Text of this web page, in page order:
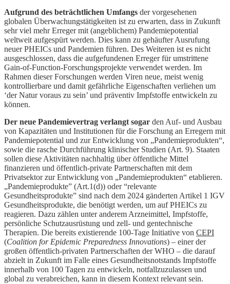
Aufgrund des beträchtlichen Umfangs der vorgesehenen
globalen Überwachungstätigkeiten ist zu erwarten, dass in Zukunft
sehr viel mehr Erreger mit (angeblichem) Pandemiepotential
weltweit aufgespürt werden. Dies kann zu gehäufter Ausrufung
neuer PHEICs und Pandemien führen. Des Weiteren ist es nicht
ausgeschlossen, dass die aufgefundenen Erreger für umstrittene
Gain-of-Function-Forschungsprojekte verwendet werden. Im
Rahmen dieser Forschungen werden Viren neue, meist wenig
kontrollierbare und damit gefährliche Eigenschaften verliehen um
‘der Natur voraus zu sein’ und präventiv Impfstoffe entwickeln zu
können.
Der neue Pandemievertrag verlangt sogar den Auf- und Ausbau
von Kapazitäten und Institutionen für die Forschung an Erregern mit
Pandemiepotential und zur Entwicklung von „Pandemieprodukten“,
sowie die rasche Durchführung klinischer Studien (Art. 9). Staaten
sollen diese Aktivitäten nachhaltig über öffentliche Mittel
finanzieren und öffentlich-private Partnerschaften mit dem
Privatsektor zur Entwicklung von „Pandemieprodukten“ etablieren.
„Pandemieprodukte” (Art.1(d)) oder “relevante
Gesundheitsprodukte” sind nach dem 2024 gänderten Artikel 1 IGV
Gesundheitsprodukte, die benötigt werden, um auf PHEICs zu
reagieren. Dazu zählen unter anderem Arzneimittel, Impfstoffe,
persönliche Schutzausrüstung und zell- und gentechnische
Therapien. Die bereits existierende 100-Tage Initiative von CEPI
(Coalition for Epidemic Preparedness Innovations) – einer der
großen öffentlich-privaten Partnerschaften der WHO – die darauf
abzielt in Zukunft im Falle eines Gesundheitsnotstands Impfstoffe
innerhalb von 100 Tagen zu entwickeln, notfallzuzulassen und
global zu verabreichen, kann in diesem Kontext relevant sein.